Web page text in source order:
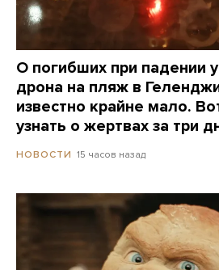
О погибших при падении
дрона на пляж в
известно крайне мало.
узнать о жертвах за три
НОВОСТИ 15 часов назад